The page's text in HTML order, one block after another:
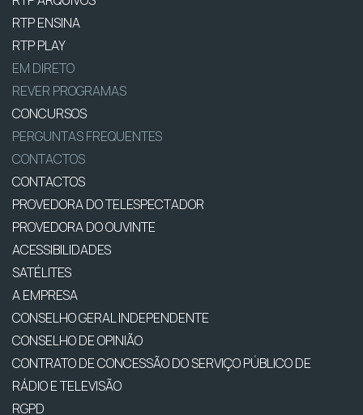
RTP ENSINA
RTP PLAY
EM DIRETO
REVER PROGRAMAS
CONCURSOS
PERGUNTAS FREQUENTES
CONTACTOS
CONTACTOS
PROVEDORA DO TELESPECTADOR
PROVEDORA DO OUVINTE
ACESSIBILIDADES
SATÉLITES
A EMPRESA
CONSELHO GERAL INDEPENDENTE
CONSELHO DE OPINIÃO
CONTRATO DE CONCESSÃO DO SERVIÇO PÚBLICO DE
RÁDIO E TELEVISÃO
RGPD